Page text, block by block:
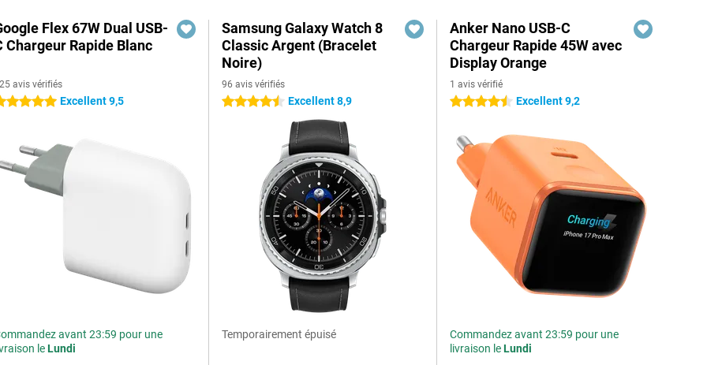
Flex 67W Dual USB-
Chargeur Rapide Blanc
avis vérifiés
étoiles Excellent 9,5
avant 23:59 pour une
leLundi
Samsung Galaxy Watch 8
Classic Argent (Bracelet
Noire)
96 avis vérifiés
4.5 étoiles Excellent 8,9
Temporairement épuisé
Anker Nano USB-C
Chargeur Rapide 45W avec
Display Orange
1 avis vérifié
4.5 étoiles Excellent 9,2
Commandez avant 23:59 pour une
livraison leLundi